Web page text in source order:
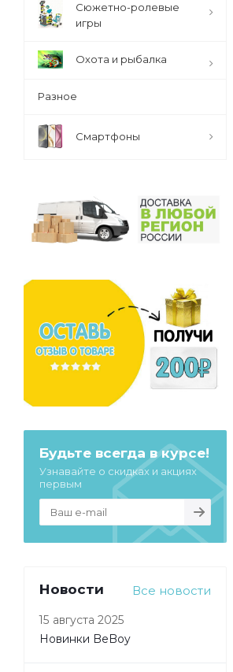
Сюжетно-ролевые
игры
Охота и рыбалка
Разное
Смартфоны
Будьте всегда в курсе!
Узнавайте о скидках и акциях
первым
Новости Все новости
15 августа 2025
Новинки BeBoy